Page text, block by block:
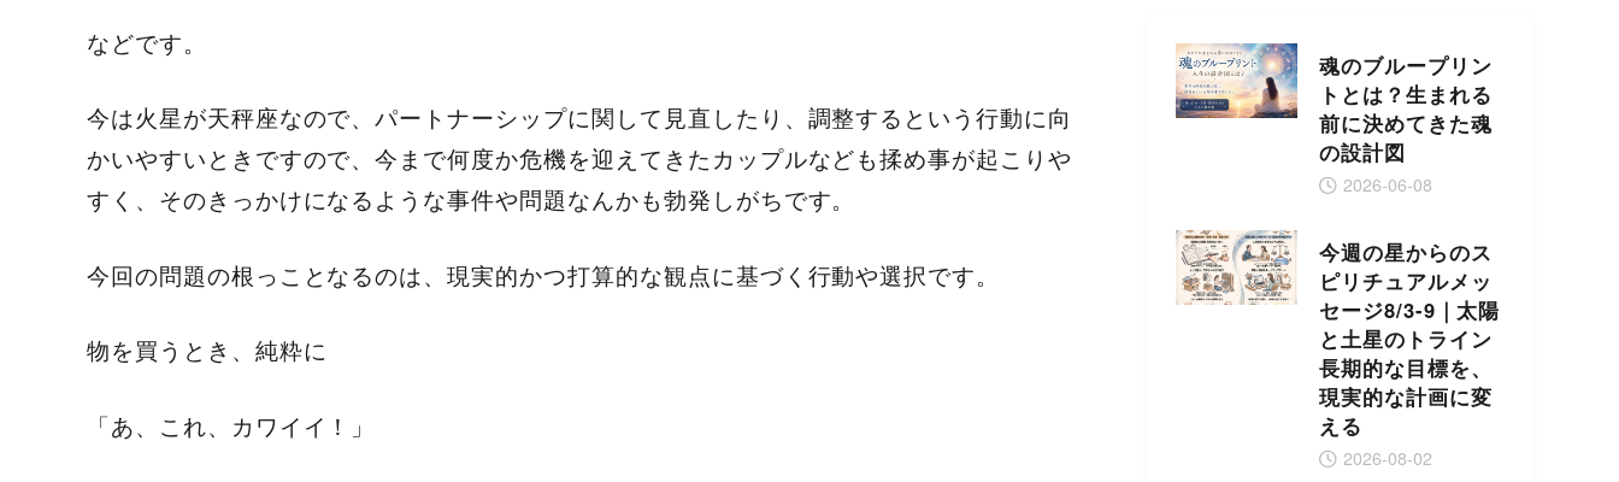
などです。
今は火星が天秤座なので、パートナーシップに関して見直したり、調整するという行動に向
かいやすいときですので、今まで何度か危機を迎えてきたカップルなども揉め事が起こりや
すく、そのきっかけになるような事件や問題なんかも勃発しがちです。
今回の問題の根っことなるのは、現実的かつ打算的な観点に基づく行動や選択です。
物を買うとき、純粋に
「あ、これ、カワイイ！」
魂のブループリン
トとは？生まれる
前に決めてきた魂
の設計図
2026-06-08
今週の星からのス
ピリチュアルメッ
セージ8/3-9｜太陽
と土星のトライン
長期的な目標を、
現実的な計画に変
える
2026-08-02